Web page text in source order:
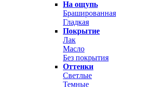
На ощупь
Брашированная
Гладкая
Покрытие
Лак
Масло
Без покрытия
Оттенки
Светлые
Темные